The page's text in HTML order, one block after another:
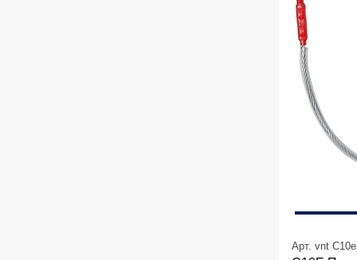
Арт. vnt C10e